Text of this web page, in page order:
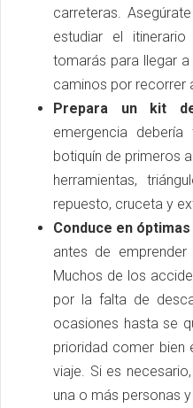
carreteras.
estudiar el
tomarás para llegar
caminos por recorrer
Prepara un kit
emergencia
botiquín de primeros
herramientas,
repuesto, cruceta y
Conduce en
antes de
Muchos de los
por la falta de
ocasiones hasta se
prioridad comer bien
viaje. Si es
una o más personas